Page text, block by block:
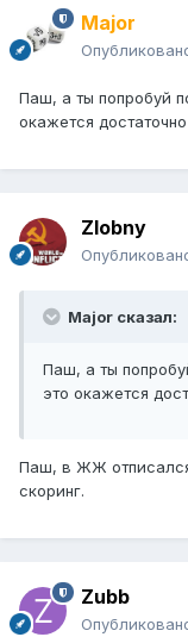
Major
Паш, а ты попробуй
окажется
Zlobny
Major сказал:
Паш, а ты
это окажется
Паш, в ЖЖ
скоринг.
Zubb